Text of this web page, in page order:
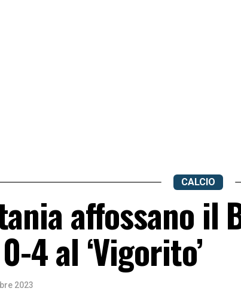
CALCIO
affossano il
4 al ‘Vigorito’
2023